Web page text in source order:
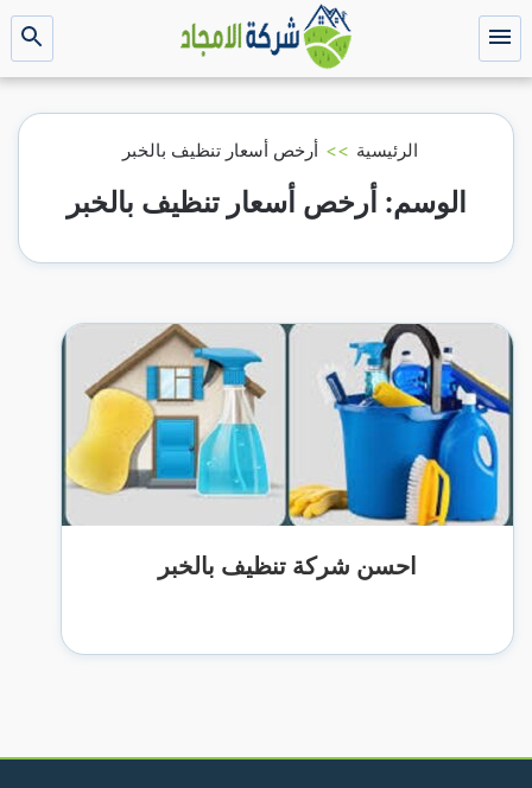
التجاوز
إلى القائمة
بحث
عن
الرئيسية >> أرخص أسعار تنظيف بالخبر
الوسم: أرخص أسعار تنظيف بالخبر
احسن شركة تنظيف بالخبر